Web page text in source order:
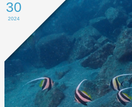
30
2024